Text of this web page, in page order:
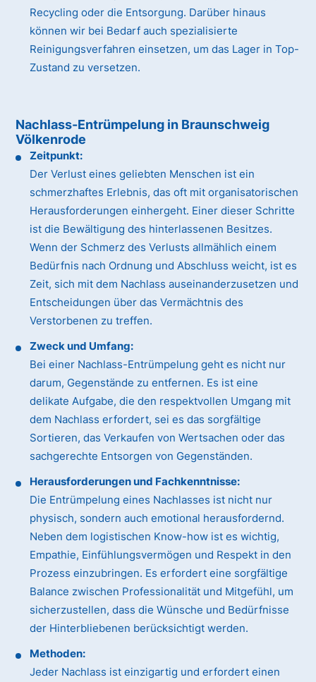
Recycling oder die Entsorgung. Darüber hinaus
können wir bei Bedarf auch spezialisierte
Reinigungsverfahren einsetzen, um das Lager in Top-
Zustand zu versetzen.
Nachlass-Entrümpelung in Braunschweig
Völkenrode
Zeitpunkt:
Der Verlust eines geliebten Menschen ist ein
schmerzhaftes Erlebnis, das oft mit organisatorischen
Herausforderungen einhergeht. Einer dieser Schritte
ist die Bewältigung des hinterlassenen Besitzes.
Wenn der Schmerz des Verlusts allmählich einem
Bedürfnis nach Ordnung und Abschluss weicht, ist es
Zeit, sich mit dem Nachlass auseinanderzusetzen und
Entscheidungen über das Vermächtnis des
Verstorbenen zu treffen.
Zweck und Umfang:
Bei einer Nachlass-Entrümpelung geht es nicht nur
darum, Gegenstände zu entfernen. Es ist eine
delikate Aufgabe, die den respektvollen Umgang mit
dem Nachlass erfordert, sei es das sorgfältige
Sortieren, das Verkaufen von Wertsachen oder das
sachgerechte Entsorgen von Gegenständen.
Herausforderungen und Fachkenntnisse:
Die Entrümpelung eines Nachlasses ist nicht nur
physisch, sondern auch emotional herausfordernd.
Neben dem logistischen Know-how ist es wichtig,
Empathie, Einfühlungsvermögen und Respekt in den
Prozess einzubringen. Es erfordert eine sorgfältige
Balance zwischen Professionalität und Mitgefühl, um
sicherzustellen, dass die Wünsche und Bedürfnisse
der Hinterbliebenen berücksichtigt werden.
Methoden:
Jeder Nachlass ist einzigartig und erfordert einen